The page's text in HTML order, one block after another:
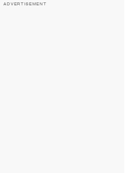
ADVERTISEMENT